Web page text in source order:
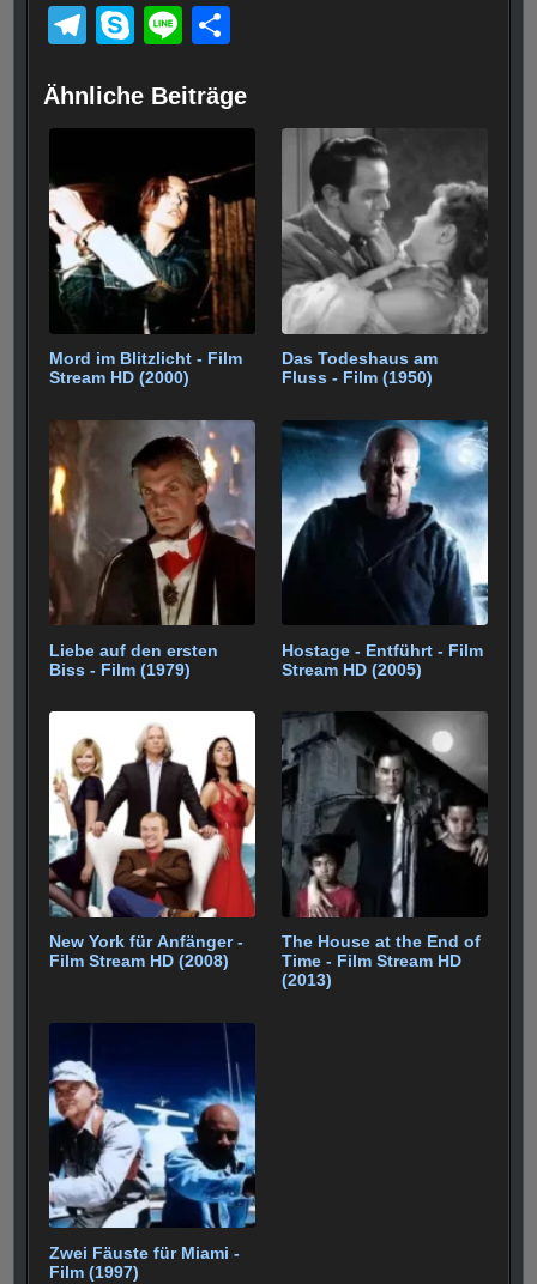
a
c
e
b
o
o
k
wi
tt
er
nt
er
e
st
bl
r
t
A
p
p
T
e
gr
a
m
S
p
e
Li
e
e
n
Ähnliche Beiträge
Mord im Blitzlicht - Film
Stream HD (2000)
Das Todeshaus am
Fluss - Film (1950)
Liebe auf den ersten
Biss - Film (1979)
Hostage - Entführt - Film
Stream HD (2005)
New York für Anfänger -
Film Stream HD (2008)
The House at the End of
Time - Film Stream HD
(2013)
Zwei Fäuste für Miami -
Film (1997)